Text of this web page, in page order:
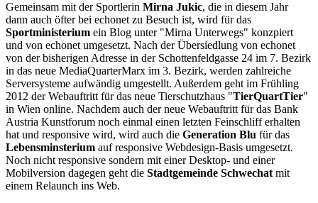
Gemeinsam mit der Sportlerin Mirna Jukic, die in diesem Jahr
dann auch öfter bei echonet zu Besuch ist, wird für das
Sportministerium ein Blog unter "Mirna Unterwegs" konzpiert
und von echonet umgesetzt. Nach der Übersiedlung von echonet
von der bisherigen Adresse in der Schottenfeldgasse 24 im 7. Bezirk
in das neue MediaQuarterMarx im 3. Bezirk, werden zahlreiche
Serversysteme aufwändig umgestellt. Außerdem geht im Frühling
2012 der Webauftritt für das neue Tierschutzhaus "TierQuartTier"
in Wien online. Nachdem auch der neue Webauftritt für das Bank
Austria Kunstforum noch einmal einen letzten Feinschliff erhalten
hat und responsive wird, wird auch die Generation Blu für das
Lebensminsterium auf responsive Webdesign-Basis umgesetzt.
Noch nicht responsive sondern mit einer Desktop- und einer
Mobilversion dagegen geht die Stadtgemeinde Schwechat mit
einem Relaunch ins Web.